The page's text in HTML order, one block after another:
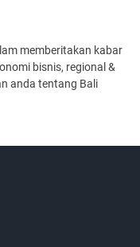
memberitakan kabar
bisnis, regional &
anda tentang Bali